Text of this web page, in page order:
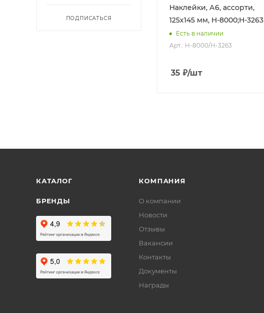
Наклейки, А6, ассорти,
125х145 мм, Н-8000;Н-3263
Есть в наличии
Арт.: Н-8000/Н-3263
35 ₽/шт
ПОДПИСАТЬСЯ
КАТАЛОГ
БРЕНДЫ
КОМПАНИЯ
О компании
Новости
Отзывы
Вакансии
Контакты
Документы
Награды